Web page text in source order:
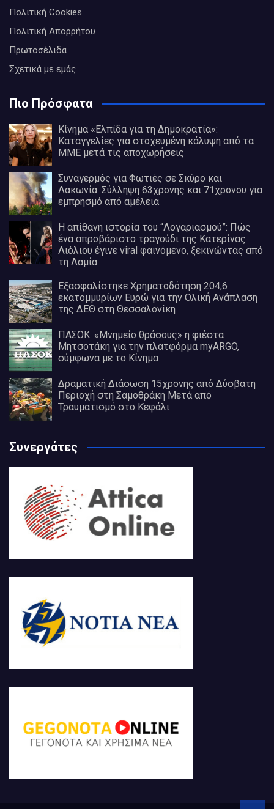
Πολιτική Cookies
Πολιτική Απορρήτου
Πρωτοσέλιδα
Σχετικά με εμάς
Πιο Πρόσφατα
Κίνημα «Ελπίδα για τη Δημοκρατία»:
Καταγγελίες για στοχευμένη κάλυψη από τα
ΜΜΕ μετά τις αποχωρήσεις
Συναγερμός για Φωτιές σε Σκύρο και
Λακωνία: Σύλληψη 63χρονης και 71χρονου για
εμπρησμό από αμέλεια
Η απίθανη ιστορία του “Λογαριασμού”: Πώς
ένα απροβάριστο τραγούδι της Κατερίνας
Λιόλιου έγινε viral φαινόμενο, ξεκινώντας από
τη Λαμία
Εξασφαλίστηκε Χρηματοδότηση 204,6
εκατομμυρίων Ευρώ για την Ολική Ανάπλαση
της ΔΕΘ στη Θεσσαλονίκη
ΠΑΣΟΚ: «Μνημείο θράσους» η φιέστα
Μητσοτάκη για την πλατφόρμα myARGO,
σύμφωνα με το Κίνημα
Δραματική Διάσωση 15χρονης από Δύσβατη
Περιοχή στη Σαμοθράκη Μετά από
Τραυματισμό στο Κεφάλι
Συνεργάτες